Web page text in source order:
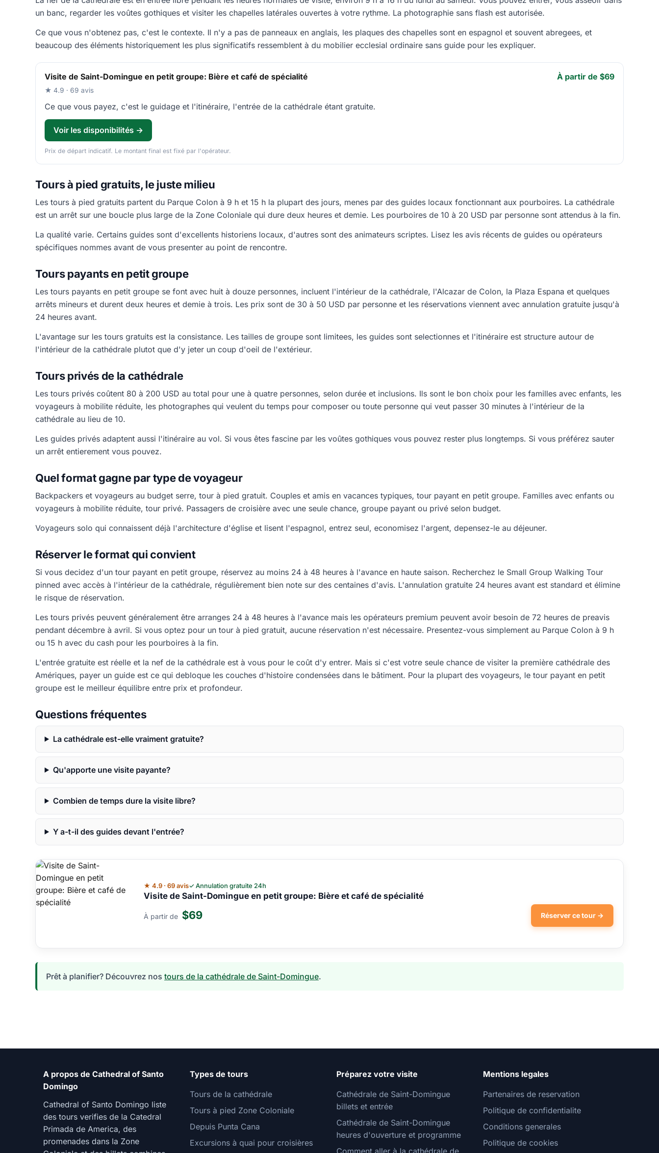
un banc, regarder les voûtes gothiques et visiter les chapelles latérales ouvertes à votre rythme. La photographie sans flash est autorisée.
Ce que vous n'obtenez pas, c'est le contexte. Il n'y a pas de panneaux en anglais, les plaques des chapelles sont en espagnol et souvent abregees, et
beaucoup des éléments historiquement les plus significatifs ressemblent à du mobilier ecclesial ordinaire sans guide pour les expliquer.
Visite de Saint-Domingue en petit groupe: Bière et café de spécialité À partir de $69
★ 4.9 · 69 avis
Ce que vous payez, c'est le guidage et l'itinéraire, l'entrée de la cathédrale étant gratuite.
Voir les disponibilités →
Prix de départ indicatif. Le montant final est fixé par l'opérateur.
Tours à pied gratuits, le juste milieu
Les tours à pied gratuits partent du Parque Colon à 9 h et 15 h la plupart des jours, menes par des guides locaux fonctionnant aux pourboires. La cathédrale
est un arrêt sur une boucle plus large de la Zone Coloniale qui dure deux heures et demie. Les pourboires de 10 à 20 USD par personne sont attendus à la fin.
La qualité varie. Certains guides sont d'excellents historiens locaux, d'autres sont des animateurs scriptes. Lisez les avis récents de guides ou opérateurs
spécifiques nommes avant de vous presenter au point de rencontre.
Tours payants en petit groupe
Les tours payants en petit groupe se font avec huit à douze personnes, incluent l'intérieur de la cathédrale, l'Alcazar de Colon, la Plaza Espana et quelques
arrêts mineurs et durent deux heures et demie à trois. Les prix sont de 30 à 50 USD par personne et les réservations viennent avec annulation gratuite jusqu'à
24 heures avant.
L'avantage sur les tours gratuits est la consistance. Les tailles de groupe sont limitees, les guides sont selectionnes et l'itinéraire est structure autour de
l'intérieur de la cathédrale plutot que d'y jeter un coup d'oeil de l'extérieur.
Tours privés de la cathédrale
Les tours privés coûtent 80 à 200 USD au total pour une à quatre personnes, selon durée et inclusions. Ils sont le bon choix pour les familles avec enfants, les
voyageurs à mobilite réduite, les photographes qui veulent du temps pour composer ou toute personne qui veut passer 30 minutes à l'intérieur de la
cathédrale au lieu de 10.
Les guides privés adaptent aussi l'itinéraire au vol. Si vous êtes fascine par les voûtes gothiques vous pouvez rester plus longtemps. Si vous préférez sauter
un arrêt entierement vous pouvez.
Quel format gagne par type de voyageur
Backpackers et voyageurs au budget serre, tour à pied gratuit. Couples et amis en vacances typiques, tour payant en petit groupe. Familles avec enfants ou
voyageurs à mobilite réduite, tour privé. Passagers de croisière avec une seule chance, groupe payant ou privé selon budget.
Voyageurs solo qui connaissent déjà l'architecture d'église et lisent l'espagnol, entrez seul, economisez l'argent, depensez-le au déjeuner.
Réserver le format qui convient
Si vous decidez d'un tour payant en petit groupe, réservez au moins 24 à 48 heures à l'avance en haute saison. Recherchez le Small Group Walking Tour
pinned avec accès à l'intérieur de la cathédrale, régulièrement bien note sur des centaines d'avis. L'annulation gratuite 24 heures avant est standard et élimine
le risque de réservation.
Les tours privés peuvent généralement être arranges 24 à 48 heures à l'avance mais les opérateurs premium peuvent avoir besoin de 72 heures de preavis
pendant décembre à avril. Si vous optez pour un tour à pied gratuit, aucune réservation n'est nécessaire. Presentez-vous simplement au Parque Colon à 9 h
ou 15 h avec du cash pour les pourboires à la fin.
L'entrée gratuite est réelle et la nef de la cathédrale est à vous pour le coût d'y entrer. Mais si c'est votre seule chance de visiter la première cathédrale des
Amériques, payer un guide est ce qui debloque les couches d'histoire condensées dans le bâtiment. Pour la plupart des voyageurs, le tour payant en petit
groupe est le meilleur équilibre entre prix et profondeur.
Questions fréquentes
La cathédrale est-elle vraiment gratuite?
Qu'apporte une visite payante?
Combien de temps dure la visite libre?
Y a-t-il des guides devant l'entrée?
★ 4.9 · 69 avis✓ Annulation gratuite 24h
Visite de Saint-Domingue en petit groupe: Bière et café de spécialité
À partir de $69 Réserver ce tour →
Prêt à planifier? Découvrez nos tours de la cathédrale de Saint-Domingue.
A propos de Cathedral of Santo
Domingo
Cathedral of Santo Domingo liste
des tours verifies de la Catedral
Primada de America, des
promenades dans la Zone
Types de tours
Tours de la cathédrale
Tours à pied Zone Coloniale
Depuis Punta Cana
Excursions à quai pour croisières
Préparez votre visite
Cathédrale de Saint-Domingue
billets et entrée
Cathédrale de Saint-Domingue
heures d'ouverture et programme
Comment aller à la cathédrale de
Mentions legales
Partenaires de reservation
Politique de confidentialite
Conditions generales
Politique de cookies